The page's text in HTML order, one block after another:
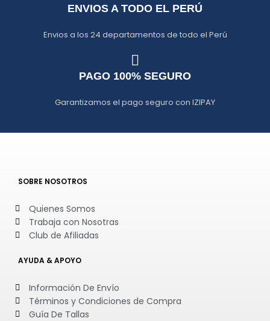
ENVIOS A TODO EL PERÚ
Envios a los 24 departamentos de todo el Perú
PAGO 100% SEGURO
Garantizamos el pago seguro con IZIPAY
SOBRE NOSOTROS
Quienes Somos
Trabaja con Nosotras
Club de Afiliadas
AYUDA & APOYO
Información De Envío
Términos y Condiciones de Compra
Guía De Tallas